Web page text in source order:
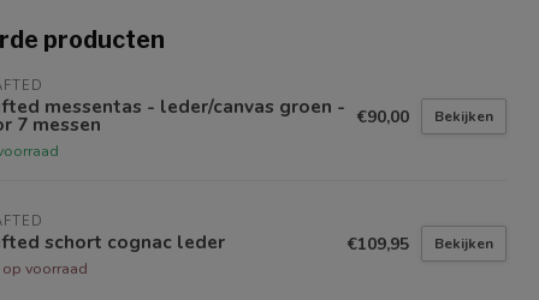
producten
messentas - leder/canvas groen -
7 messen €90,00 Bekijken
schort cognac leder
op voorraad
€109,95 Bekijken